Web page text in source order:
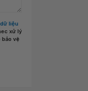
liệu
xử lý
bảo vệ